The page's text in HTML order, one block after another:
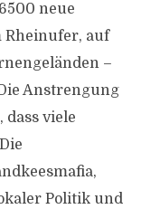
neue
Rheinufer, auf
–
Anstrengung
viele
Politik und